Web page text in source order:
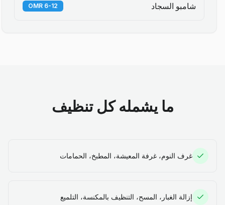
شامبو السجاد 6-12 OMR
ما يشمله كل تنظيف
غرف النوم، غرفة المعيشة، المطبخ، الحمامات
إزالة الغبار، المسح، التنظيف بالمكنسة، التلميع